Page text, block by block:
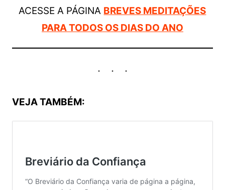
ACESSE A PÁGINA BREVES MEDITAÇÕES
PARA TODOS OS DIAS DO ANO
VEJA TAMBÉM: